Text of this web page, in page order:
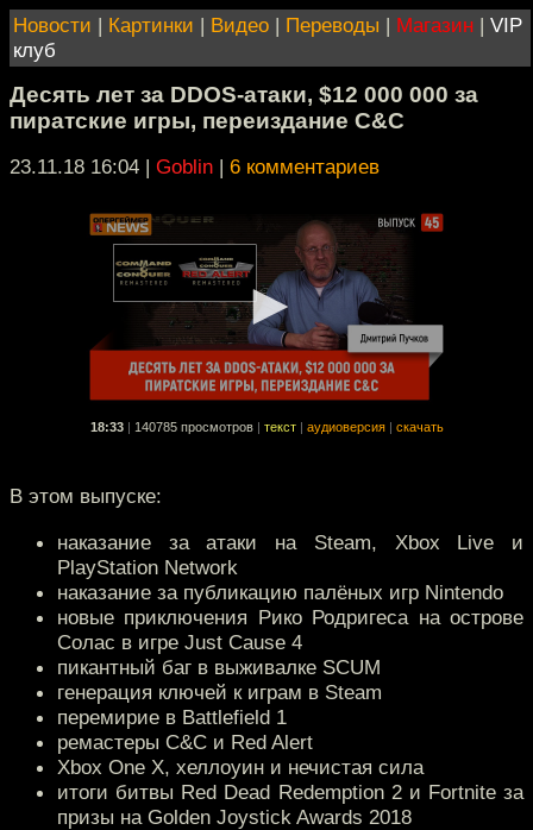
Новости | Картинки | Видео | Переводы | Магазин | VIP
клуб
Десять лет за DDOS-атаки, $12 000 000 за
пиратские игры, переиздание C&C
23.11.18 16:04 | Goblin | 6 комментариев
18:33 140785 просмотров текст аудиоверсия скачать
В этом выпуске:
наказание за атаки на Steam, Xbox Live и
PlayStation Network
наказание за публикацию палёных игр Nintendo
новые приключения Рико Родригеса на острове
Солас в игре Just Cause 4
пикантный баг в выживалке SCUM
генерация ключей к играм в Steam
перемирие в Battlefield 1
ремастеры C&C и Red Alert
Xbox One X, хеллоуин и нечистая сила
итоги битвы Red Dead Redemption 2 и Fortnite за
призы на Golden Joystick Awards 2018